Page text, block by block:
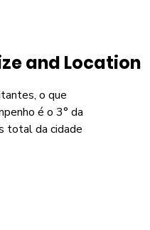
and Location
o que
é o 3° da
total da cidade